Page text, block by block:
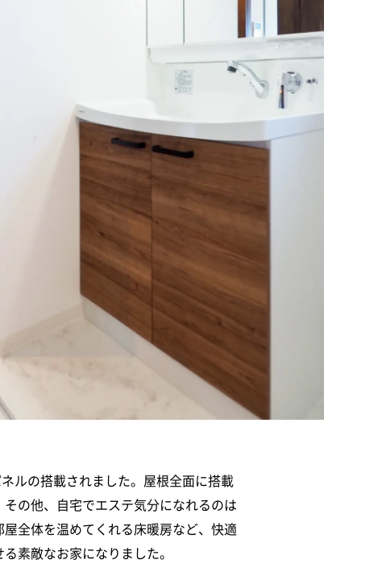
ルの搭載されました。屋根全面に搭載
の他、自宅でエステ気分になれるのは
全体を温めてくれる床暖房など、快適
素敵なお家になりました。